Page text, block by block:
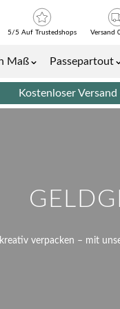
Maß
Passepartout
5/5 Auf Trustedshops Versand
Kostenloser
verpacken – mit